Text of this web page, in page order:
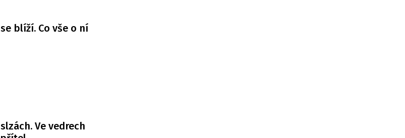
blíží. Co vše o ní
Ve vedrech